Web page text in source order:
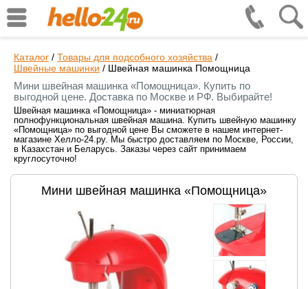
Каталог / Товары для подсобного хозяйства /
Швейные машинки / Швейная машинка Помощница
Мини швейная машинка «Помощница». Купить по
выгодной цене. Доставка по Москве и РФ. Выбирайте!
Швейная машинка «Помощница» - миниатюрная
полнофункциональная швейная машина. Купить швейную машинку
«Помощница» по выгодной цене Вы сможете в нашем интернет-
магазине Хелло-24.ру. Мы быстро доставляем по Москве, России,
в Казахстан и Беларусь. Заказы через сайт принимаем
круглосуточно!
Мини швейная машинка «Помощница»